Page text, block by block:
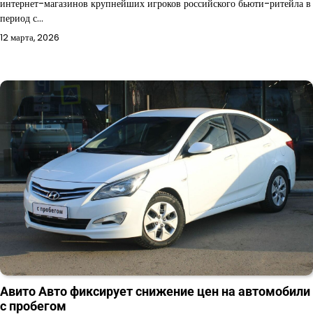
интернет-магазинов крупнейших игроков российского бьюти-ритейла в
период с…
12 марта, 2026
Авито Авто фиксирует снижение цен на автомобили
с пробегом